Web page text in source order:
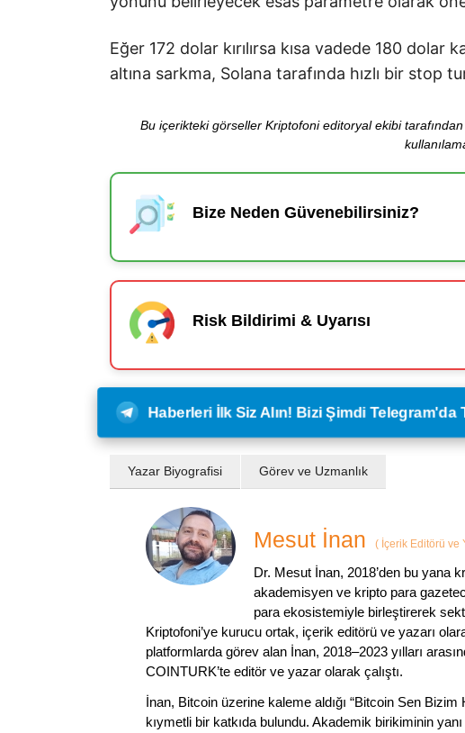
Eğer 172 dolar kırılırsa kısa vadede 180 dolar
altına sarkma, Solana tarafında hızlı bir stop
Bu içerikteki görseller Kriptofoni editoryal ekibi
Bize Neden Güvenebilirsiniz?
Risk Bildirimi & Uyarısı
Haberleri İlk Siz Alın! Bizi Şimdi Telegram'da
Yazar Biyografisi Görev ve Uzmanlık
Mesut İnan ( İçerik Editörü ve
Dr. Mesut İnan, 2018’den bu yana
akademisyen ve kripto para
para ekosistemiyle birleştirerek
Kriptofoni’ye kurucu ortak, içerik editörü ve yazarı
platformlarda görev alan İnan, 2018–2023 yılları
COINTURK’te editör ve yazar olarak çalıştı.
İnan, Bitcoin üzerine kaleme aldığı “Bitcoin Sen
kıymetli bir katkıda bulundu. Akademik birikiminin